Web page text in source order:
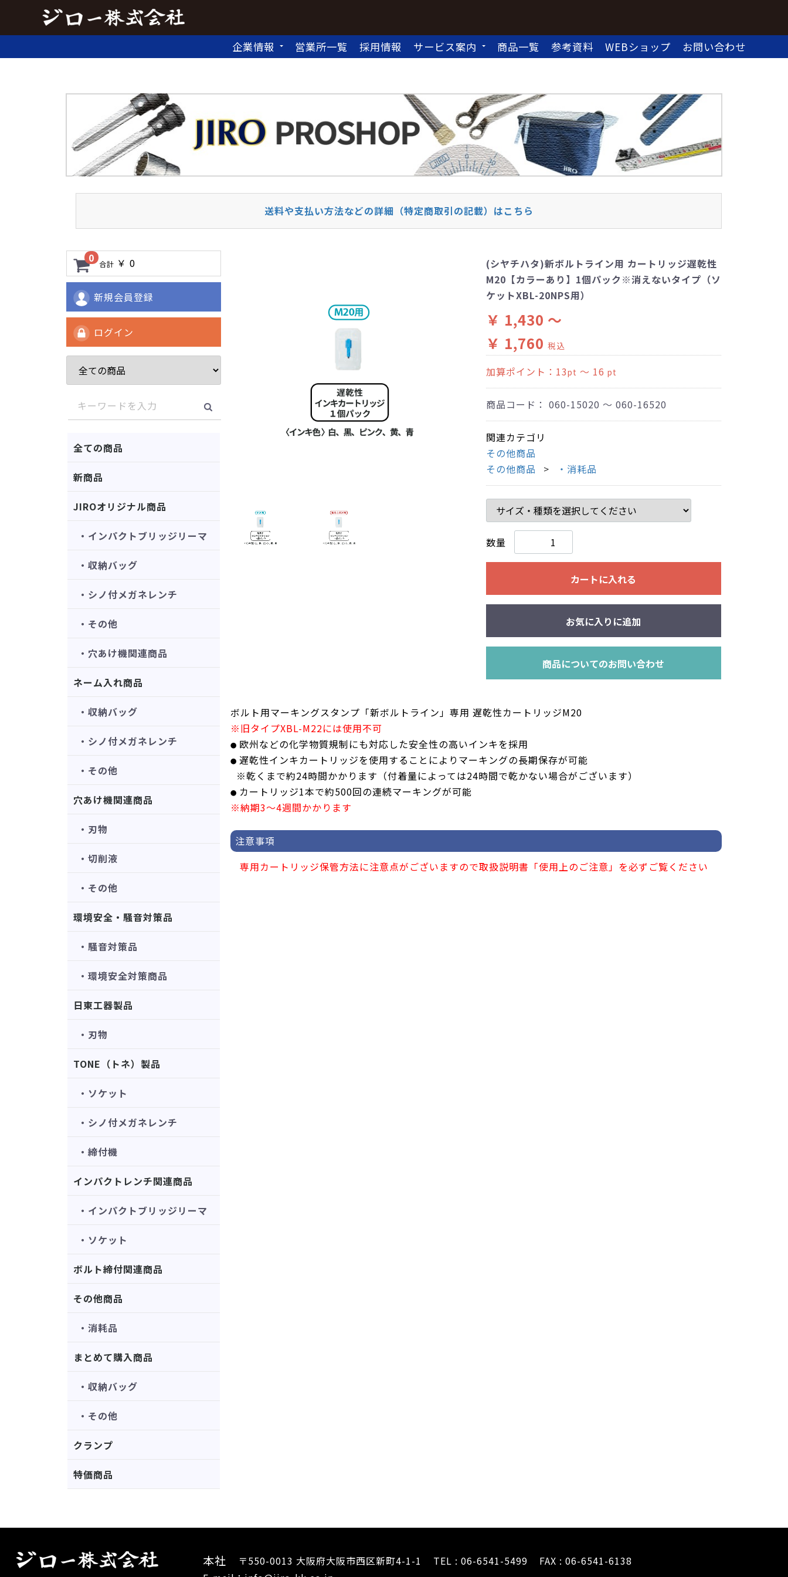
企業情報 営業所一覧 採用情報 サービス案内 商品一覧 参考資料 WEBショップ お問い合わせ
送料や支払い方法などの詳細（特定商取引の記載）はこちら
0 合計 ￥ 0
新規会員登録
ログイン
全ての商品
新商品
JIROオリジナル商品
・インパクトブリッジリーマ
・収納バッグ
・シノ付メガネレンチ
・その他
・穴あけ機関連商品
ネーム入れ商品
・収納バッグ
・シノ付メガネレンチ
・その他
穴あけ機関連商品
・刃物
・切削液
・その他
環境安全・騒音対策品
・騒音対策品
・環境安全対策商品
日東工器製品
・刃物
TONE（トネ）製品
・ソケット
・シノ付メガネレンチ
・締付機
インパクトレンチ関連商品
・インパクトブリッジリーマ
・ソケット
ボルト締付関連商品
その他商品
・消耗品
まとめて購入商品
・収納バッグ
・その他
クランプ
特価商品
(シヤチハタ)新ボルトライン用 カートリッジ遅乾性
M20【カラーあり】1個パック※消えないタイプ（ソ
ケットXBL-20NPS用）
￥ 1,430 ～
￥ 1,760 税込
加算ポイント： 13pt ～ 16 pt
商品コード： 060-15020 ～ 060-16520
関連カテゴリ
その他商品
その他商品
・消耗品
数量
カートに入れる
お気に入りに追加
商品についてのお問い合わせ
ボルト用マーキングスタンプ「新ボルトライン」専用 遅乾性カートリッジM20
※旧タイプXBL-M22には使用不可
● 欧州などの化学物質規制にも対応した安全性の高いインキを採用
● 遅乾性インキカートリッジを使用することによりマーキングの長期保存が可能
※乾くまで約24時間かかります（付着量によっては24時間で乾かない場合がございます）
● カートリッジ1本で約500回の連続マーキングが可能
※納期3～4週間かかります
注意事項
専用カートリッジ保管方法に注意点がございますので取扱説明書「使用上のご注意」を必ずご覧ください
本社 〒550-0013 大阪府大阪市西区新町4-1-1 TEL : 06-6541-5499
FAX : 06-6541-6138